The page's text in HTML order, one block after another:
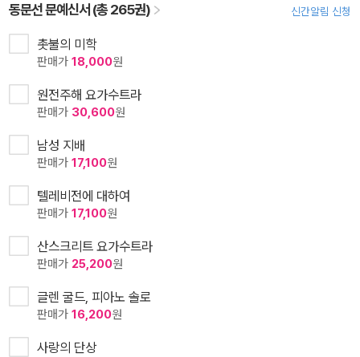
동문선 문예신서 (총 265권) 신간알림 신청
촛불의 미학
판매가 18,000원
원전주해 요가수트라
판매가 30,600원
남성 지배
판매가 17,100원
텔레비전에 대하여
판매가 17,100원
산스크리트 요가수트라
판매가 25,200원
글렌 굴드, 피아노 솔로
판매가 16,200원
사랑의 단상